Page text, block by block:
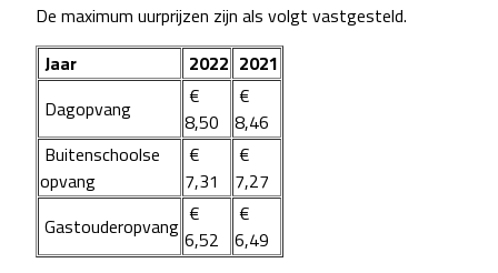
De maximum uurprijzen zijn als volgt vastgesteld.
Jaar
2022 2021
Dagopvang
€
8,50
€
8,46
Buitenschoolse
opvang
€
7,31
€
7,27
Gastouderopvang €
6,52
€
6,49